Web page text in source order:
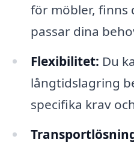
för möbler, finns
passar dina
Flexibilitet: Du
långtidslagring
specifika krav